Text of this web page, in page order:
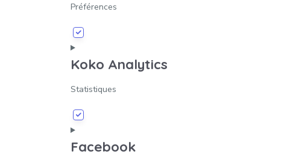
Préférences
Koko Analytics
Statistiques
Facebook